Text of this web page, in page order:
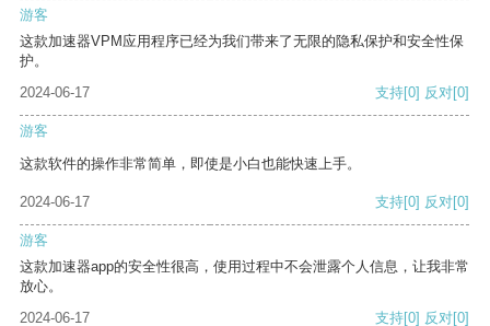
游客
这款加速器VPM应用程序已经为我们带来了无限的隐私保护和安全性保
护。
2024-06-17
支持[0] 反对[0]
游客
这款软件的操作非常简单，即使是小白也能快速上手。
2024-06-17 支持[0] 反对[0]
游客
这款加速器app的安全性很高，使用过程中不会泄露个人信息，让我非常
放心。
2024-06-17
支持[0] 反对[0]